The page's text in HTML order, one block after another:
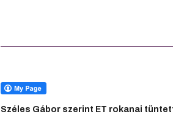
Széles Gábor szerint ET rokanai